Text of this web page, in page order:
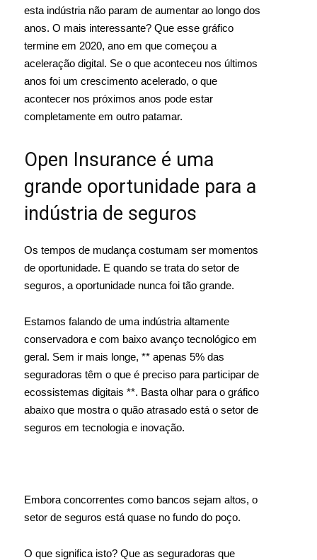
esta indústria não param de aumentar ao longo dos
anos. O mais interessante? Que esse gráfico
termine em 2020, ano em que começou a
aceleração digital. Se o que aconteceu nos últimos
anos foi um crescimento acelerado, o que
acontecer nos próximos anos pode estar
completamente em outro patamar.
Open Insurance é uma
grande oportunidade para a
indústria de seguros
Os tempos de mudança costumam ser momentos
de oportunidade. E quando se trata do setor de
seguros, a oportunidade nunca foi tão grande.
Estamos falando de uma indústria altamente
conservadora e com baixo avanço tecnológico em
geral. Sem ir mais longe, ** apenas 5% das
seguradoras têm o que é preciso para participar de
ecossistemas digitais **. Basta olhar para o gráfico
abaixo que mostra o quão atrasado está o setor de
seguros em tecnologia e inovação.
Embora concorrentes como bancos sejam altos, o
setor de seguros está quase no fundo do poço.
O que significa isto? Que as seguradoras que